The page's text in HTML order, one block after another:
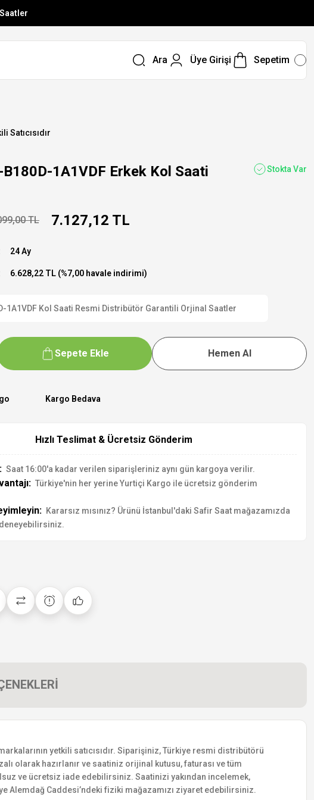
Ara Üye Girişi Sepetim
Satıcısıdır
1A1VDF Erkek Kol Saati Stokta Var
TL 7.127,12 TL
24 Ay
6.628,22 TL (%7,00 havale indirimi)
1A1VDF Kol Saati Resmi Distribütör Garantili Orjinal Saatler
Sepete Ekle Hemen Al
Kargo Bedava
Hızlı Teslimat & Ücretsiz Gönderim
Saat 16:00'a kadar verilen siparişleriniz aynı gün kargoya verilir.
Türkiye'nin her yerine Yurtiçi Kargo ile ücretsiz gönderim
Kararsız mısınız? Ürünü İstanbul'daki Safir Saat mağazamızda
yetkili satıcısıdır. Siparişiniz, Türkiye resmi distribütörü
olarak hazırlanır ve saatiniz orijinal kutusu, faturası ve tüm
ve ücretsiz iade edebilirsiniz. Saatinizi yakından incelemek,
Caddesi’ndeki fiziki mağazamızı ziyaret edebilirsiniz.